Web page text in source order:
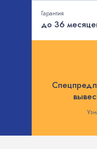
Гарантия
до 36